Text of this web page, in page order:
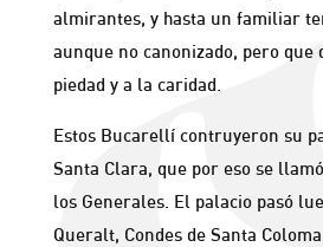
almirantes, y hasta un familiar
aunque no canonizado, pero que
piedad y a la caridad.
Estos Bucarellí contruyeron su
Santa Clara, que por eso se
los Generales. El palacio pasó
Queralt, Condes de Santa